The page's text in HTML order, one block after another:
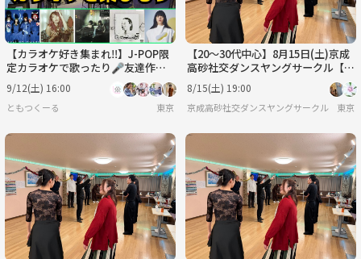
【カラオケ好き集まれ‼️】J-POP限
定カラオケで歌ったり🎤友達作り
✨️【20代30代】【新規大歓迎🎤】
9/12(土) 16:00
ともつくーる 東京
【20〜30代中心】8月15日(土)京成
高砂社交ダンスヤングサークル【初
心者🔰歓迎】
8/15(土) 19:00
京成高砂社交ダンスヤングサークル『東京